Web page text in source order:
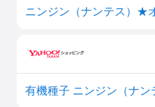
ニンジン（ナンテス）★
有機種子 ニンジン（ナ